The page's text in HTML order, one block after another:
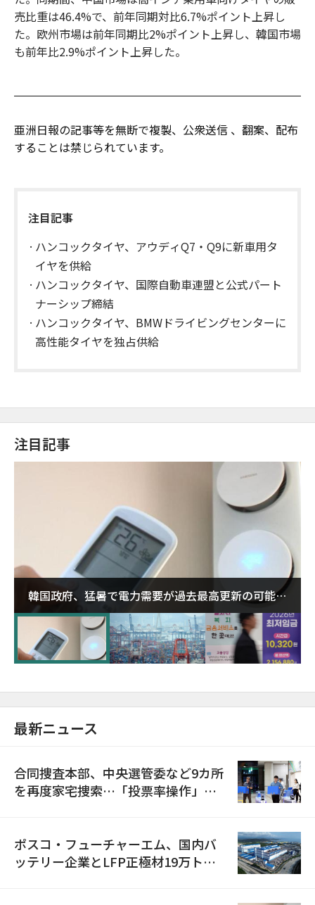
売比重は46.4%で、前年同期対比6.7%ポイント上昇し
た。欧州市場は前年同期比2%ポイント上昇し、韓国市場
も前年比2.9%ポイント上昇した。
亜洲日報の記事等を無断で複製、公衆送信 、翻案、配布
することは禁じられています。
注目記事
ハンコックタイヤ、アウディQ7・Q9に新車用タ
イヤを供給
ハンコックタイヤ、国際自動車連盟と公式パート
ナーシップ締結
ハンコックタイヤ、BMWドライビングセンターに
高性能タイヤを独占供給
注目記事
韓国政府、猛暑で電力需要が過去最高更新の可能性
に需給対応体制を点検
最新ニュース
合同捜査本部、中央選管委など9カ所
を再度家宅捜索…「投票率操作」の
ポスコ・フューチャーエム、国内バ
ッテリー企業とLFP正極材19万トン